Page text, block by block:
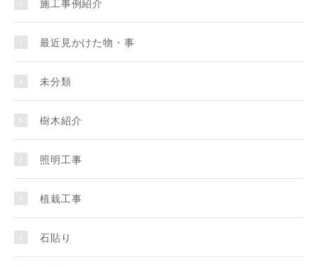
施工事例紹介
最近見かけた物・事
未分類
樹木紹介
照明工事
植栽工事
石貼り